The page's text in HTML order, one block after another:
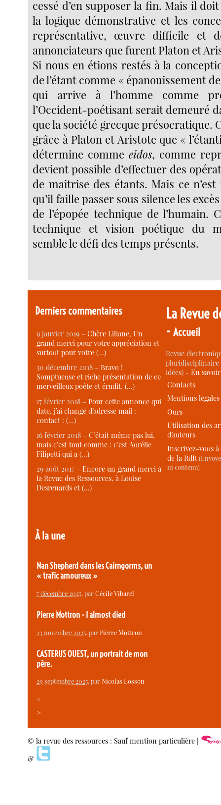
cessé d’en supposer la fin. Mais il
la logique démonstrative et les
représentative, œuvre difficile et
annonciateurs que furent Platon et
Si nous en étions restés à la
de l’étant comme « épanouissement
qui arrive à l’homme comme
l’Occident-poétisant serait demeuré
que la société grecque présocratique.
grâce à Platon et Aristote que «
détermine commeeidos, comme
devient possible d’effectuer des
de maitrise des étants. Mais ce
qu’il faille passer sous silence les
de l’épopée technique de l’humain.
technique et vision poétique du
semble le défi des temps présents.
Derniers commentaires
9 janvier 2019 –Chère Liliane, Un
grand merci pour votre appréciation et
surtout pour votre (…)
30 décembre 2018 –Bravo !
Somptueuse et riche présentation de ce
merveilleux poète et érudit. (…)
17 février 2018 –Pour cette annonce qui
date, j’ai changé d’adresse mail :
contact : (…)
16 février 2018 –C’était même pas lui,
mais c’est tout comme : c’est Aurélie
Filipetti qui a (…)
29 août 2017 –Encore un grand merci à
la Revue des Ressources, à Louise
Desrenards et (…)
À la une
Nan Shepherd dans les Cairngorms, un
« trafic amoureux »
7 décembre 2025, parCécile Vibarel
Pierre Mottron - I almost died
23 novembre 2025, parPierre Mottron
CASTERUS OUEST, un portrait de mon
père.
29 septembre 2025, parNicolas Losson
<
>
La Revue
-Accueil
Revue
idées) -En
Contacts
Mentions légales
Ours
Utilisation des
d’auteurs
Inscrivez-vous
de la RdR
ni contenu)
© la revue des ressources : Sauf mention particulière |
&